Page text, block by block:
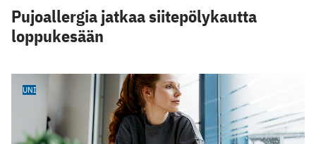
Pujoallergia jatkaa siitepölykautta
loppukesään
UNI